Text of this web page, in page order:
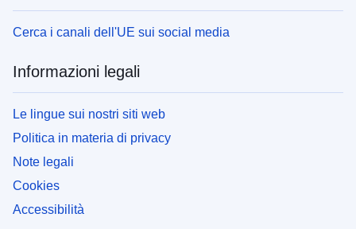
Cerca i canali dell'UE sui social media
Informazioni legali
Le lingue sui nostri siti web
Politica in materia di privacy
Note legali
Cookies
Accessibilità